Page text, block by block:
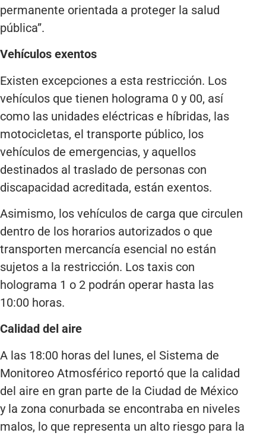
permanente orientada a proteger la salud
pública”.
Vehículos exentos
Existen excepciones a esta restricción. Los
vehículos que tienen holograma 0 y 00, así
como las unidades eléctricas e híbridas, las
motocicletas, el transporte público, los
vehículos de emergencias, y aquellos
destinados al traslado de personas con
discapacidad acreditada, están exentos.
Asimismo, los vehículos de carga que circulen
dentro de los horarios autorizados o que
transporten mercancía esencial no están
sujetos a la restricción. Los taxis con
holograma 1 o 2 podrán operar hasta las
10:00 horas.
Calidad del aire
A las 18:00 horas del lunes, el Sistema de
Monitoreo Atmosférico reportó que la calidad
del aire en gran parte de la Ciudad de México
y la zona conurbada se encontraba en niveles
malos, lo que representa un alto riesgo para la